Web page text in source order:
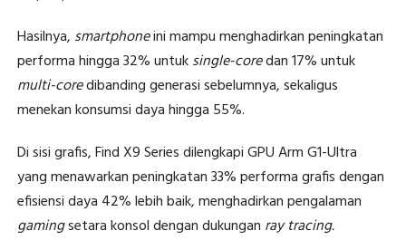
Hasilnya, smartphoneini mampu menghadirkan peningkatan
performa hingga 32% untuksingle-coredan 17% untuk
multi-coredibanding generasi sebelumnya, sekaligus
menekan konsumsi daya hingga 55%.
Di sisi grafis, Find X9 Series dilengkapi GPU Arm G1-Ultra
yang menawarkan peningkatan 33% performa grafis dengan
efisiensi daya 42% lebih baik, menghadirkan pengalaman
gamingsetara konsol dengan dukungan ray tracing.